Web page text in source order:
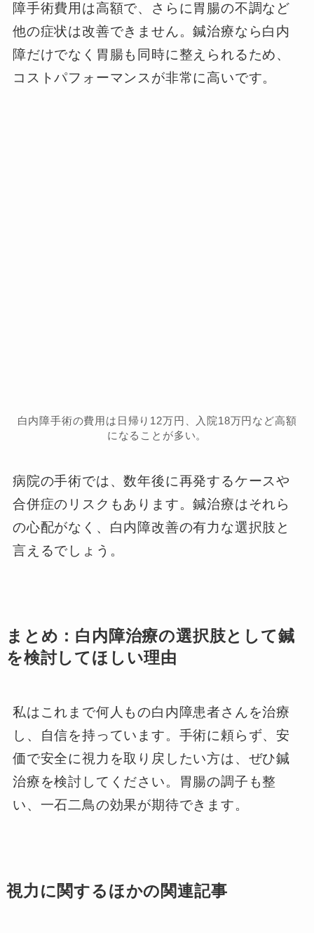
障手術費用は高額で、さらに胃腸の不調など
他の症状は改善できません。鍼治療なら白内
障だけでなく胃腸も同時に整えられるため、
コストパフォーマンスが非常に高いです。
白内障手術の費用は日帰り12万円、入院18万円など高額
になることが多い。
病院の手術では、数年後に再発するケースや
合併症のリスクもあります。鍼治療はそれら
の心配がなく、白内障改善の有力な選択肢と
言えるでしょう。
まとめ：白内障治療の選択肢として鍼
を検討してほしい理由
私はこれまで何人もの白内障患者さんを治療
し、自信を持っています。手術に頼らず、安
価で安全に視力を取り戻したい方は、ぜひ鍼
治療を検討してください。胃腸の調子も整
い、一石二鳥の効果が期待できます。
視力に関するほかの関連記事